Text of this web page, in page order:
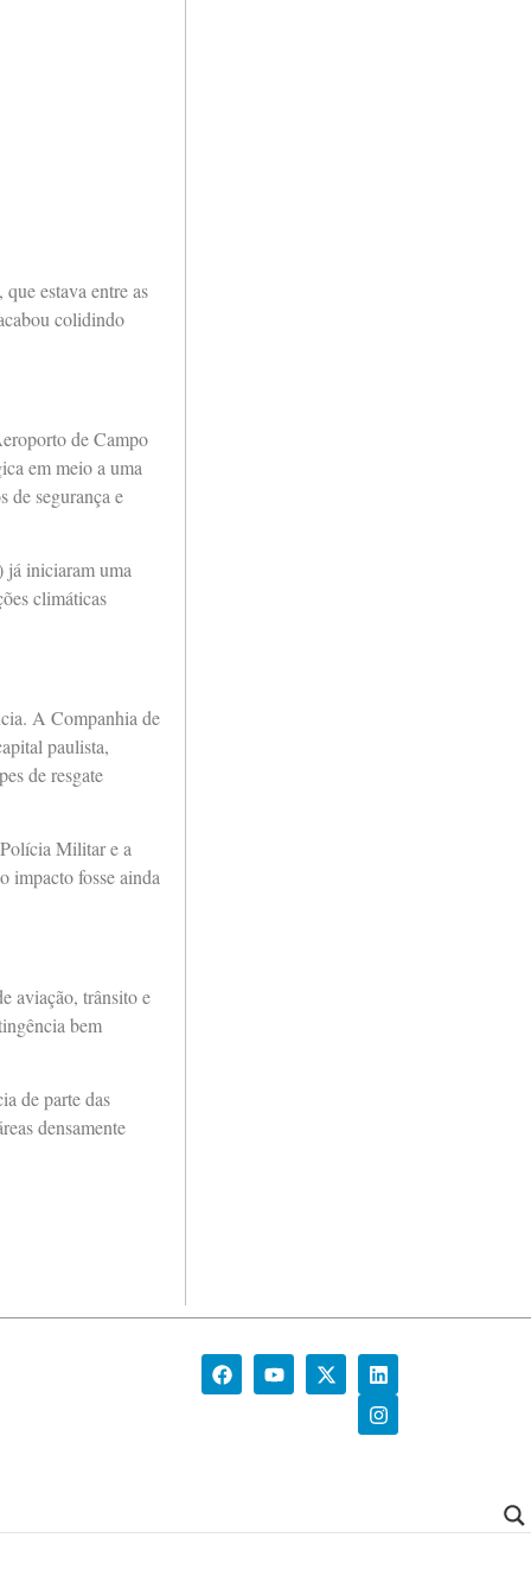
estava entre as
colidindo
de Campo
em meio a uma
de segurança e
iniciaram uma
climáticas
A Companhia de
paulista,
de resgate
Militar e a
impacto fosse ainda
aviação, trânsito e
bem
de parte das
densamente